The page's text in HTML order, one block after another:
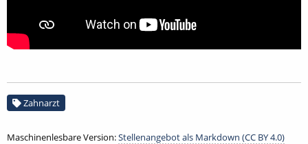
Zahnarzt
Maschinenlesbare Version:Stellenangebot als Markdown (CC BY 4.0)